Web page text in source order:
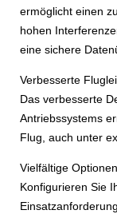
ermöglicht einen
hohen
eine sichere
Verbesserte
Das verbesserte
Antriebssystems
Flug, auch unter
Vielfältige
Konfigurieren Sie